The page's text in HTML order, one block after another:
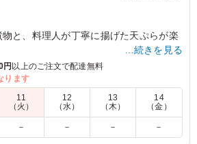
と、料理人が丁寧に揚げた天ぷらが楽
ますので、女性の方におすすめの一折
、見た目どれも満足です。
…続きを見る
円 以上のご注文で配達無料
ります
11
（火）
12
（水）
13
（木）
14
（金）
－ － － －